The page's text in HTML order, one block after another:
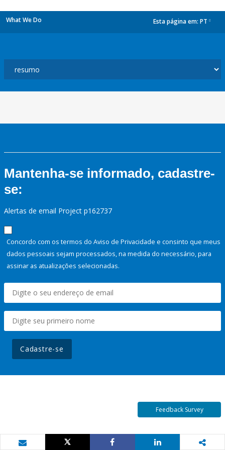
What We Do Esta página em: PT
Mantenha-se informado, cadastre-
se:
Alertas de email Project p162737
Concordo com os termos do Aviso de Privacidade e consinto que meus
dados pessoais sejam processados, na medida do necessário, para
assinar as atualizações selecionadas.
Cadastre-se
Feedback Survey